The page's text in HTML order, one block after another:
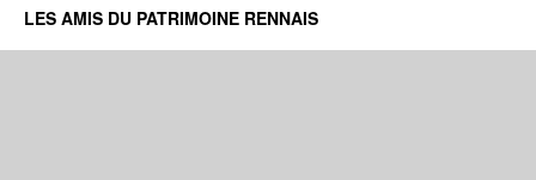
LES AMIS DU PATRIMOINE RENNAIS